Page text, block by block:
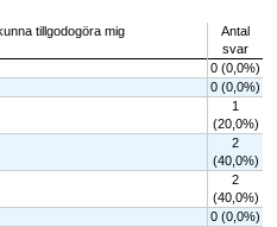
tillgodogöra mig
Antal
svar
0 (0,0%)
0 (0,0%)
1
(20,0%)
2
(40,0%)
2
(40,0%)
0 (0,0%)